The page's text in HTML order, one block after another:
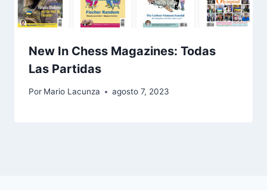
New In Chess Magazines: Todas
Las Partidas
Por Mario Lacunza agosto 7, 2023